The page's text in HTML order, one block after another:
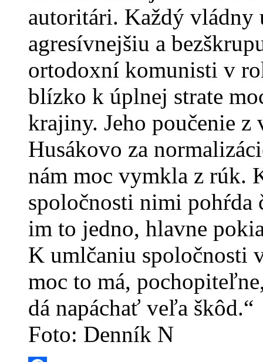
autoritári. Každý vládny
agresívnejšiu a
ortodoxní komunisti v
blízko k úplnej strate
krajiny. Jeho poučenie
Husákovo za
nám moc vymkla z rúk.
spoločnosti nimi pohŕda
im to jedno, hlavne
K umlčaniu spoločnosti
moc to má,
dá napáchať veľa škôd.“
Foto: Denník N